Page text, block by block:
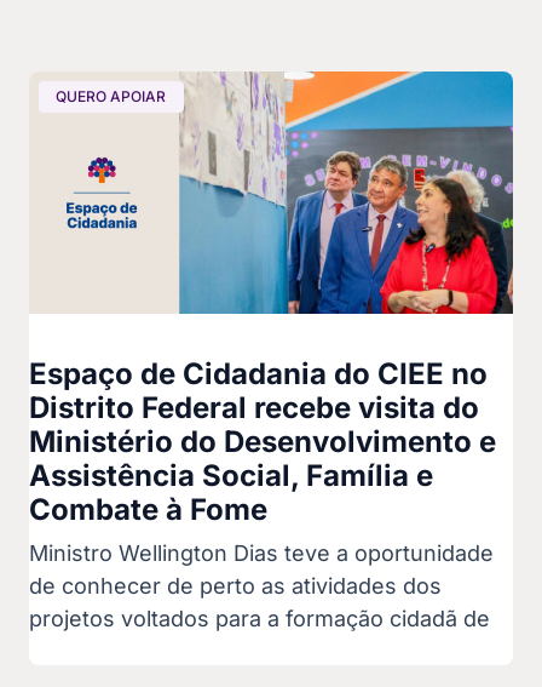
QUERO APOIAR
Espaço de Cidadania do CIEE no
Distrito Federal recebe visita do
Ministério do Desenvolvimento e
Assistência Social, Família e
Combate à Fome
Ministro Wellington Dias teve a oportunidade
de conhecer de perto as atividades dos
projetos voltados para a formação cidadã de